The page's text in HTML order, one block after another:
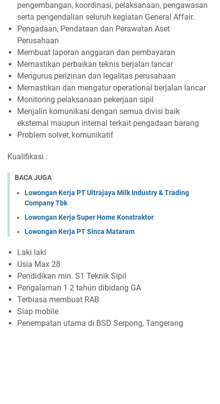
pengembangan, koordinasi, pelaksanaan, pengawasan
serta pengendalian seluruh kegiatan General Affair.
Pengadaan, Pendataan dan Perawatan Aset
Perusahaan
Membuat laporan anggaran dan pembayaran
Memastikan perbaikan teknis berjalan lancar
Mengurus perizinan dan legalitas perusahaan
Memastikan dan mengatur operational berjalan lancar
Monitoring pelaksanaan pekerjaan sipil
Menjalin komunikasi dengan semua divisi baik
eksternal maupun internal terkait pengadaan barang
Problem solver, komunikatif
Kualifikasi :
BACA JUGA
Lowongan Kerja PT Ultrajaya Milk Industry & Trading
Company Tbk
Lowongan Kerja Super Home Konstraktor
Lowongan Kerja PT Sinca Mataram
Laki laki
Usia Max 28
Pendidikan min. S1 Teknik Sipil
Pengalaman 1 2 tahun dibidang GA
Terbiasa membuat RAB
Siap mobile
Penempatan utama di BSD Serpong, Tangerang